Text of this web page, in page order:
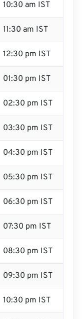
10:30 am IST
11:30 am IST
12:30 pm IST
01:30 pm IST
02:30 pm IST
03:30 pm IST
04:30 pm IST
05:30 pm IST
06:30 pm IST
07:30 pm IST
08:30 pm IST
09:30 pm IST
10:30 pm IST